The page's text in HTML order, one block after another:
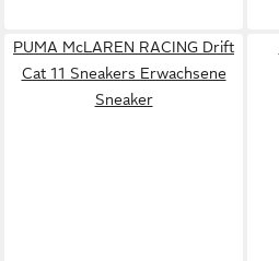
PUMA McLAREN RACING Drift
Cat 11 Sneakers Erwachsene
Sneaker